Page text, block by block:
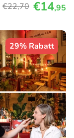
€22,70 €14,95
29% Rabatt